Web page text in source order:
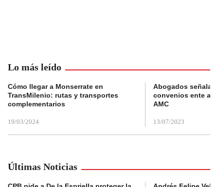
Lo más leído
Cómo llegar a Monserrate en
TransMilenio: rutas y transportes
complementarios
19/03/2024
Abogados
convenios ente
AMC
13/07/2023
Últimas Noticias